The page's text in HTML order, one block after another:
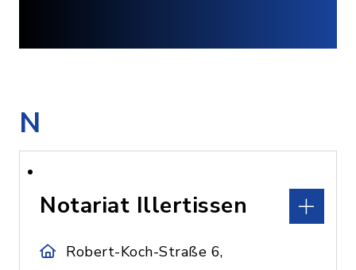
N
Notariat Illertissen
Robert-Koch-Straße 6,